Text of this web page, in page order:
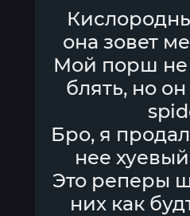
она зовет
Мой порш не
блять, но
Бро, я
нее
Это реперы
них как